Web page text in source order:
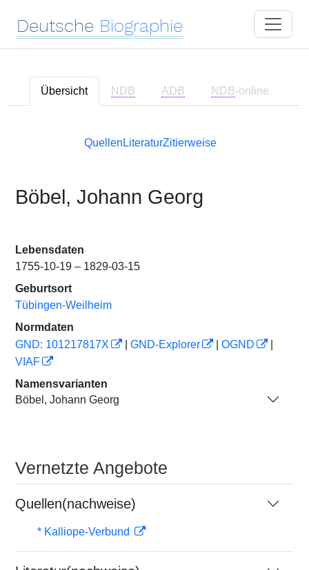
Deutsche Biographie
Übersicht NDB ADB NDB-online
Quellen LiteraturZitierweise
Böbel, Johann Georg
Lebensdaten
1755-10-19 – 1829-03-15
Geburtsort
Tübingen-Weilheim
Normdaten
GND: 101217817X
GND-Explorer OGND
VIAF
Namensvarianten
Böbel, Johann Georg
Vernetzte Angebote
Quellen(nachweise)
* Kalliope-Verbund